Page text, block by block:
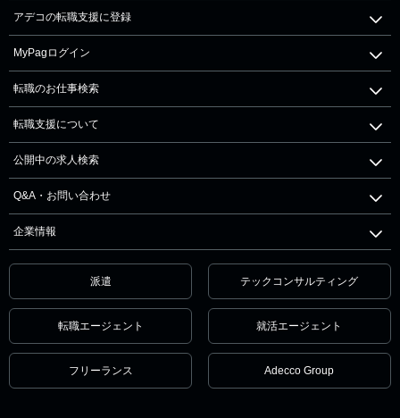
アデコの転職支援に登録
MyPagログイン
転職のお仕事検索
転職支援について
公開中の求人検索
Q&A・お問い合わせ
企業情報
派遣 テックコンサルティング
転職エージェント 就活エージェント
フリーランス Adecco Group